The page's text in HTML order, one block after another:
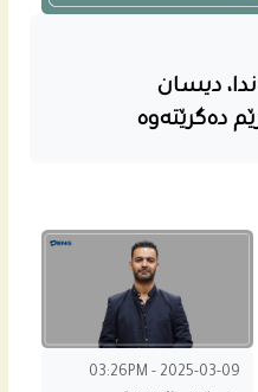
دیسان
دەگرێتەوە
03:26PM - 2025-03-09